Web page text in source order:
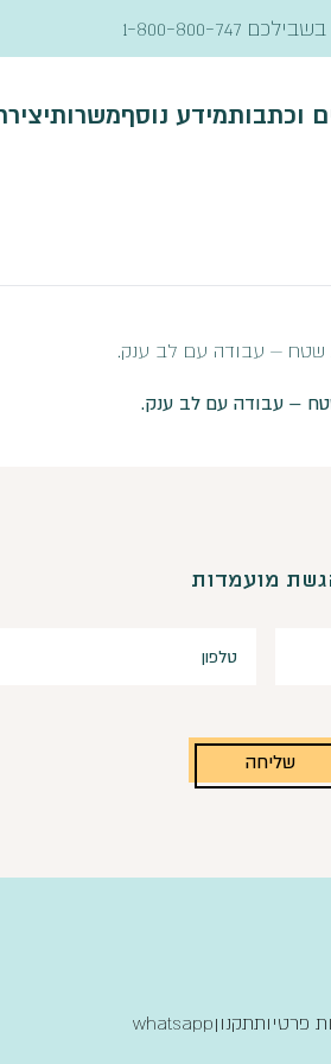
בשבילכם 1-800-800-747
וכתבותמידע נוסףמשרות
שטח – עבודה עם לב ענק.
– עבודה עם לב ענק.
מועמדות
שליחה
פרטיותתקנוןwhatsapp